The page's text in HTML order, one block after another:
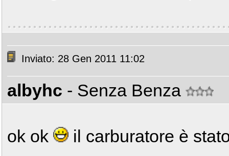
Inviato: 28 Gen 2011 11:02
albyhc - Senza Benza
ok ok
il carburatore è